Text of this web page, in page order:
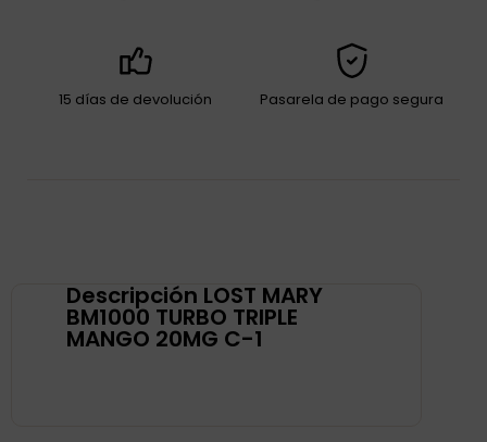
15 días de devolución Pasarela de pago segura
Descripción LOST MARY
BM1000 TURBO TRIPLE
MANGO 20MG C-1